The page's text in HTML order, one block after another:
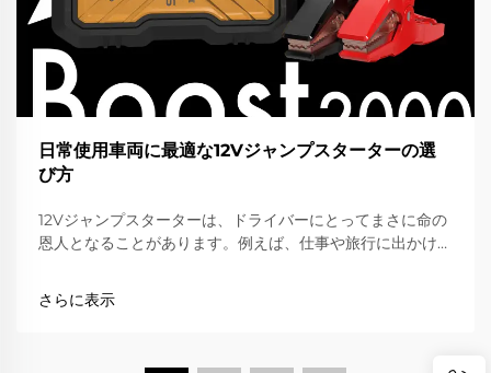
日常使用車両に最適な12Vジャンプスターターの選
び方
12Vジャンプスターターは、ドライバーにとってまさに命の
恩人となることがあります。例えば、仕事や旅行に出かける
ないという状況を想像してください。そのようなときに、ジ
ャンプスターターが非常に役立ちます。それはバッテリーに
さらに表示